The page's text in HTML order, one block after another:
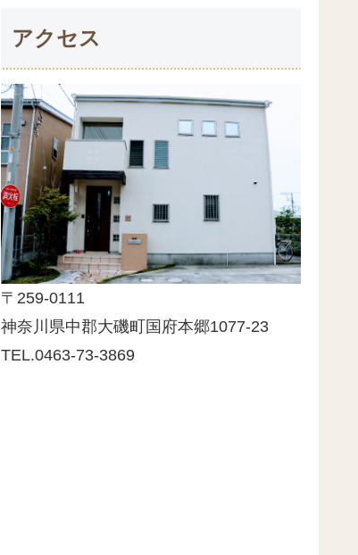
アクセス
〒259-0111
神奈川県中郡大磯町国府本郷1077-23
TEL.0463-73-3869